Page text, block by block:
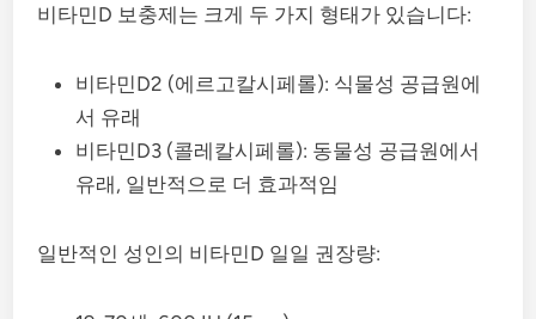
비타민D 보충제는 크게 두 가지 형태가 있습니다:
비타민D2 (에르고칼시페롤): 식물성 공급원에
서 유래
비타민D3 (콜레칼시페롤): 동물성 공급원에서
유래, 일반적으로 더 효과적임
일반적인 성인의 비타민D 일일 권장량: